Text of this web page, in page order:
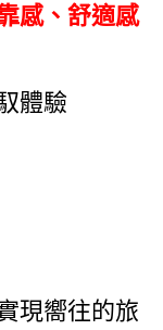
感、舒適感
體驗
現嚮往的旅